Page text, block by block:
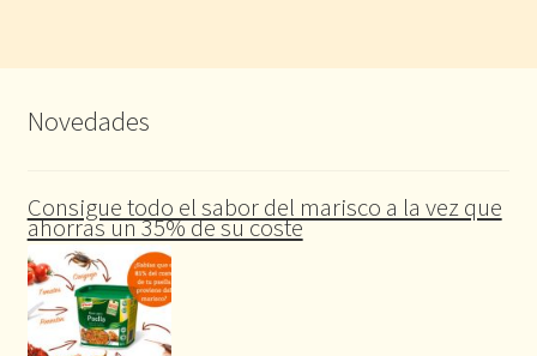
Novedades
Consigue todo el sabor del marisco a la vez que
ahorras un 35% de su coste